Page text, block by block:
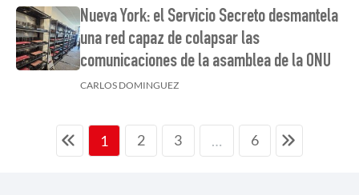
Nueva York: el Servicio Secreto desmantela
una red capaz de colapsar las
comunicaciones de la asamblea de la ONU
CARLOS DOMINGUEZ
1 2 3 … 6